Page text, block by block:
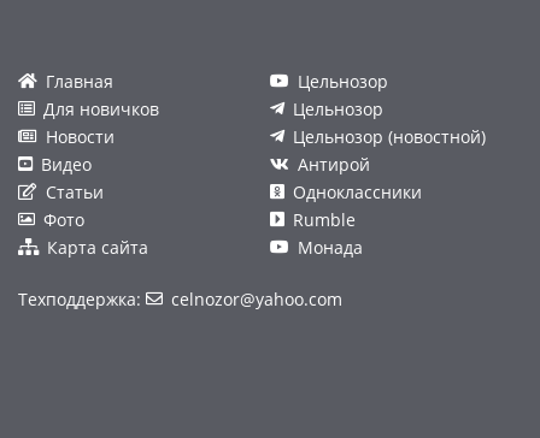
Главная
Для новичков
Новости
Видео
Статьи
Фото
Карта сайта
Цельнозор
Цельнозор
Цельнозор (новостной)
Антирой
Одноклассники
Rumble
Монада
Техподдержка: celnozor@yahoo.com